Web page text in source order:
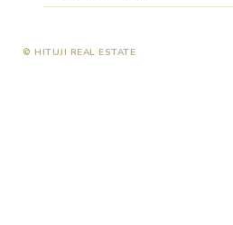
© HITUJI REAL ESTATE